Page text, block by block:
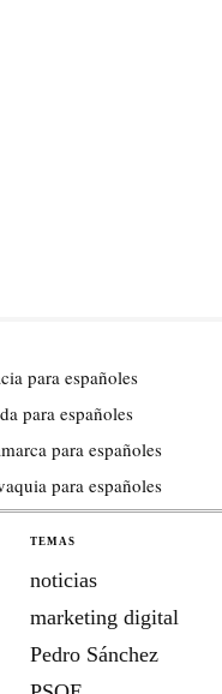
para españoles
para españoles
para españoles
para españoles
TEMAS
noticias
marketing digital
Pedro Sánchez